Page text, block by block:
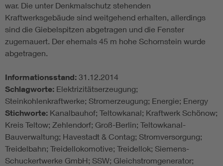
war. Die unter Denkmalschutz stehenden
Kraftwerksgebäude sind weitgehend erhalten, allerdings
sind die Giebelspitzen abgetragen und die Fenster
zugemauert. Der ehemals 45 m hohe Schornstein wurde
abgetragen.
Informationsstand: 31.12.2014
Schlagworte: Elektrizitätserzeugung;
Steinkohlenkraftwerke; Stromerzeugung; Energie; Energy
Stichworte: Kanalbauhof; Teltowkanal; Kraftwerk Schönow;
Kreis Teltow; Zehlendorf; Groß-Berlin; Teltowkanal-
Bauverwaltung; Havestadt & Contag; Stromversorgung;
Treidelbahn; Treidellokomotive; Treidellok; Siemens-
Schuckertwerke GmbH; SSW; Gleichstromgenerator;